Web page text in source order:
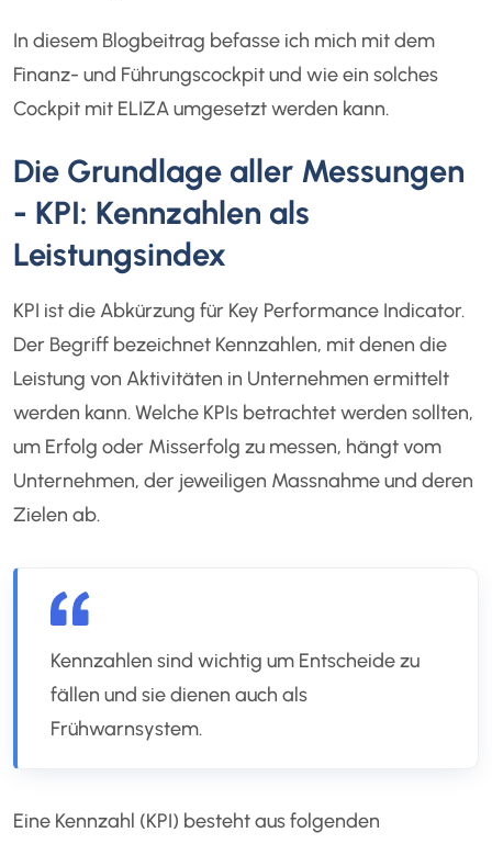
In diesem Blogbeitrag befasse ich mich mit dem
Finanz- und Führungscockpit und wie ein solches
Cockpit mit ELIZA umgesetzt werden kann.
Die Grundlage aller Messungen
- KPI: Kennzahlen als
Leistungsindex
KPI ist die Abkürzung für Key Performance Indicator.
Der Begriff bezeichnet Kennzahlen, mit denen die
Leistung von Aktivitäten in Unternehmen ermittelt
werden kann. Welche KPIs betrachtet werden sollten,
um Erfolg oder Misserfolg zu messen, hängt vom
Unternehmen, der jeweiligen Massnahme und deren
Zielen ab.
Kennzahlen sind wichtig um Entscheide zu
fällen und sie dienen auch als
Frühwarnsystem.
Eine Kennzahl (KPI) besteht aus folgenden